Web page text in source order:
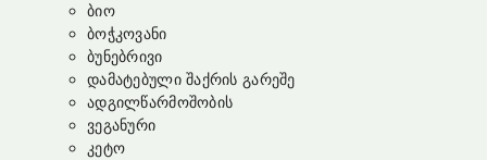
ბიო
ბოჭკოვანი
ბუნებრივი
დამატებული შაქრის გარეშე
ადგილწარმოშობის
ვეგანური
კეტო